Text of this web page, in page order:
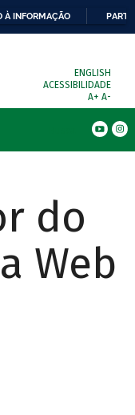
À INFORMAÇÃO
ENGLISH
ACESSIBILIDADE
A+ A-
do
Web